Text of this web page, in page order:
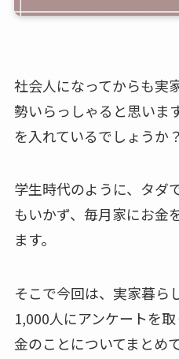
社会人になってからも実
勢いらっしゃると思いま
を入れているでしょうか？
学生時代のように、タダ
もいかず、毎月家にお金
ます。
そこで今回は、実家暮ら
1,000人にアンケートを
金のことについてまとめ